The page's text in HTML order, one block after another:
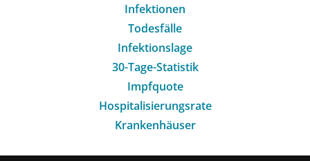
Infektionen
Todesfälle
Infektionslage
30-Tage-Statistik
Impfquote
Hospitalisierungsrate
Krankenhäuser